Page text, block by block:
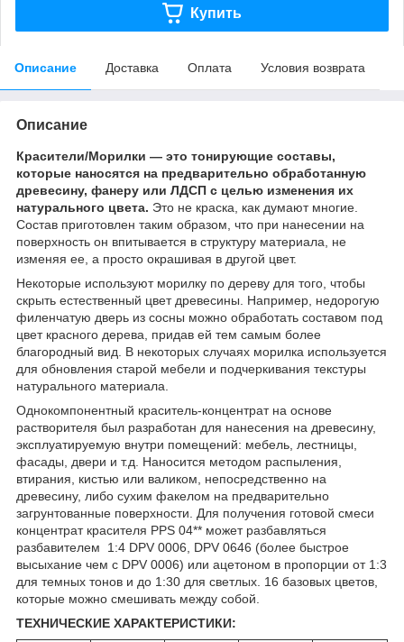
Купить
Описание Доставка Оплата Условия возврата
Описание
Красители/Морилки — это тонирующие составы,
которые наносятся на предварительно обработанную
древесину, фанеру или ЛДСП с целью изменения их
натурального цвета. Это не краска, как думают многие.
Состав приготовлен таким образом, что при нанесении на
поверхность он впитывается в структуру материала, не
изменяя ее, а просто окрашивая в другой цвет.
Некоторые используют морилку по дереву для того, чтобы
скрыть естественный цвет древесины. Например, недорогую
филенчатую дверь из сосны можно обработать составом под
цвет красного дерева, придав ей тем самым более
благородный вид. В некоторых случаях морилка используется
для обновления старой мебели и подчеркивания текстуры
натурального материала.
Однокомпонентный краситель-концентрат на основе
растворителя был разработан для нанесения на древесину,
эксплуатируемую внутри помещений: мебель, лестницы,
фасады, двери и т.д. Наносится методом распыления,
втирания, кистью или валиком, непосредственно на
древесину, либо сухим факелом на предварительно
загрунтованные поверхности. Для получения готовой смеси
концентрат красителя PPS 04** может разбавляться
разбавителем 1:4 DPV 0006, DPV 0646 (более быстрое
высыхание чем с DPV 0006) или ацетоном в пропорции от 1:3
для темных тонов и до 1:30 для светлых. 16 базовых цветов,
которые можно смешивать между собой.
ТЕХНИЧЕСКИЕ ХАРАКТЕРИСТИКИ: